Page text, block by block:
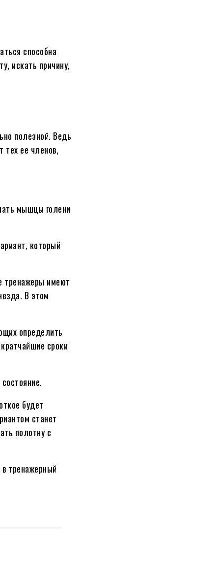
способна
искать причину,
полезной. Ведь
тех ее членов,
мышцы голени
который
тренажеры имеют
В этом
определить
сроки
будет
станет
полотну с
тренажерный